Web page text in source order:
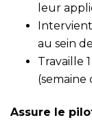
leur
au sein
Travaille
(semaine
Assure le